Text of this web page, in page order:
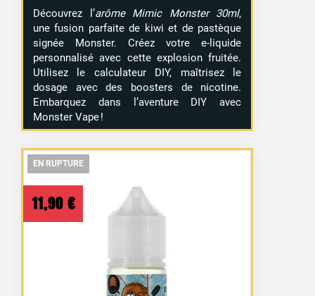
Découvrez l’arôme Mimic Monster 30ml,
une fusion parfaite de kiwi et de pastèque
signée Monster. Créez votre e-liquide
personnalisé avec cette explosion fruitée.
Utilisez le calculateur DIY, maîtrisez le
dosage avec des boosters de nicotine.
Embarquez dans l’aventure DIY avec
Monster Vape !
EN RUPTURE
EN RUPTURE
11,90 €
EN RUPTURE